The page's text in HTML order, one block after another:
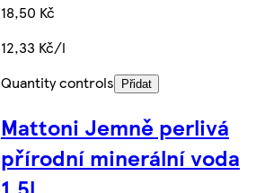
18,50 Kč
12,33 Kč/l
Quantity controls
Přidat
Mattoni Jemně perlivá
přírodní minerální voda